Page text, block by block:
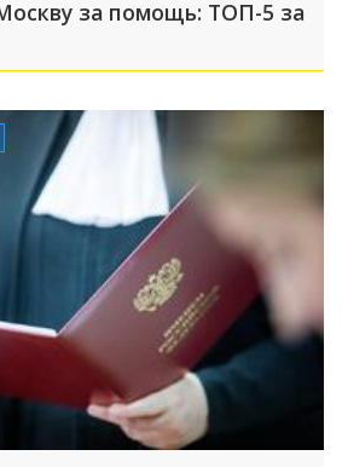
за помощь: ТОП-5 за